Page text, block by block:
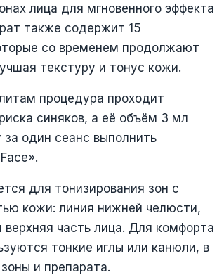
лица для мгновенного эффекта
также содержит 15
со временем продолжают
текстуру и тонус кожи.
процедура проходит
синяков, а её объём 3 мл
за один сеанс выполнить
для тонизирования зон с
кожи: линия нижней челюсти,
верхняя часть лица. Для комфорта
тонкие иглы или канюли, в
и препарата.